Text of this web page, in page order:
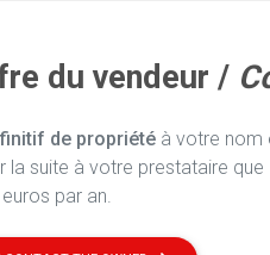
du vendeur /
de propriétéà votre nom
la suite à votre prestataire
par an.